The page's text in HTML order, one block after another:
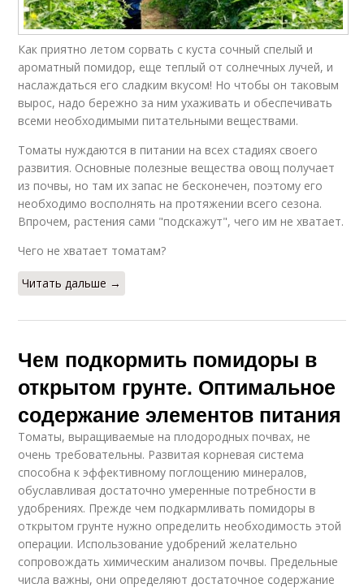
Как приятно летом сорвать с куста сочный спелый и
ароматный помидор, еще теплый от солнечных лучей, и
наслаждаться его сладким вкусом! Но чтобы он таковым
вырос, надо бережно за ним ухаживать и обеспечивать
всеми необходимыми питательными веществами.
Томаты нуждаются в питании на всех стадиях своего
развития. Основные полезные вещества овощ получает
из почвы, но там их запас не бесконечен, поэтому его
необходимо восполнять на протяжении всего сезона.
Впрочем, растения сами "подскажут", чего им не хватает.
Чего не хватает томатам?
Читать дальше →
Чем подкормить помидоры в
открытом грунте. Оптимальное
содержание элементов питания
Томаты, выращиваемые на плодородных почвах, не
очень требовательны. Развитая корневая система
способна к эффективному поглощению минералов,
обуславливая достаточно умеренные потребности в
удобрениях. Прежде чем подкармливать помидоры в
открытом грунте нужно определить необходимость этой
операции. Использование удобрений желательно
сопровождать химическим анализом почвы. Предельные
числа важны, они определяют достаточное содержание